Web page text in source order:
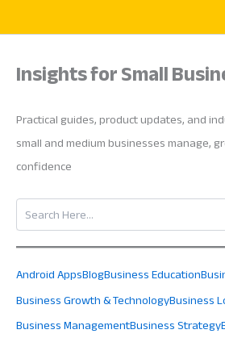
Insights for Small
Practical guides, product updates, and
small and medium businesses manage,
confidence
Search
Android AppsBlogBusiness Education
Business Growth & TechnologyBusiness
Business ManagementBusiness Strategy